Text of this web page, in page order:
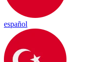
español